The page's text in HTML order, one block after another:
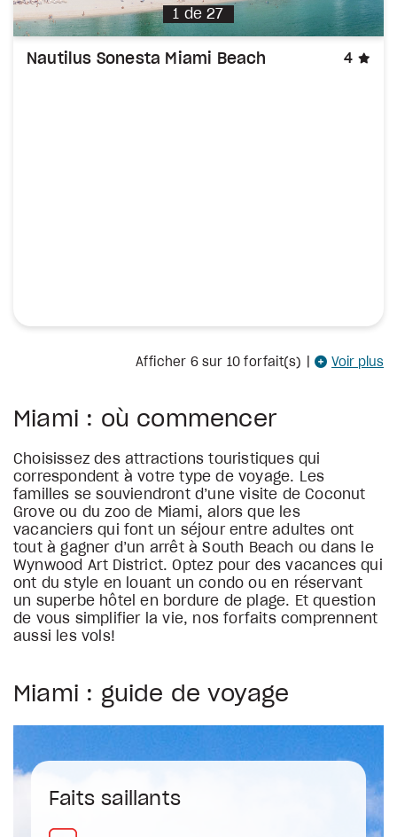
1 de27
Nautilus Sonesta Miami Beach 4
Afficher 6sur 10 forfait(s) Voir plus
Miami : où commencer
Choisissez des attractions touristiques qui
correspondent à votre type de voyage. Les
familles se souviendront d’une visite de Coconut
Grove ou du zoo de Miami, alors que les
vacanciers qui font un séjour entre adultes ont
tout à gagner d’un arrêt à South Beach ou dans le
Wynwood Art District. Optez pour des vacances qui
ont du style en louant un condo ou en réservant
un superbe hôtel en bordure de plage. Et question
de vous simplifier la vie, nos forfaits comprennent
aussi les vols!
Miami : guide de voyage
Faits saillants